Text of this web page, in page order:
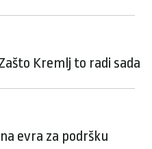
Kremlj to radi sada
evra za podršku